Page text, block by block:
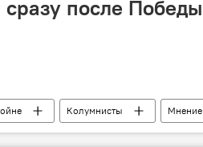
после Победы
Колумнисты Мнение